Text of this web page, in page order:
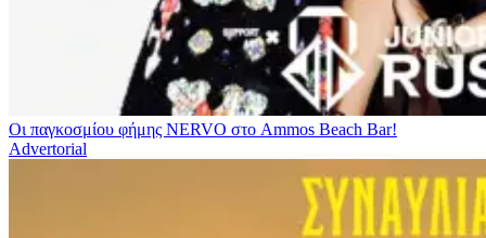
Οι παγκοσμίου φήμης NERVO στο Ammos Beach Bar!
Advertorial